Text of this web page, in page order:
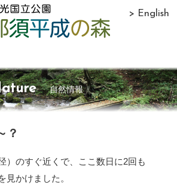
> English
自然情報
？
）のすぐ近くで、ここ数日に2回も
見かけました。